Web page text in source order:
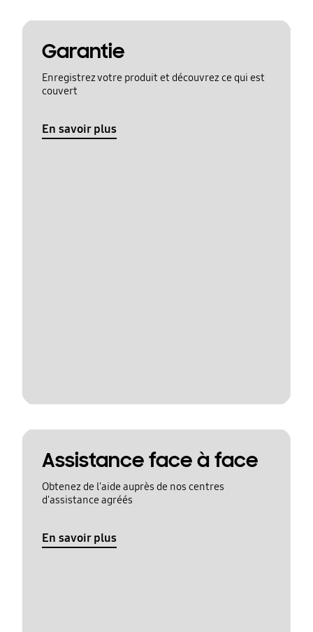
Garantie
Enregistrez votre produit et découvrez ce qui est
couvert
En savoir plus
Assistance face à face
Obtenez de l'aide auprès de nos centres
d'assistance agréés
En savoir plus